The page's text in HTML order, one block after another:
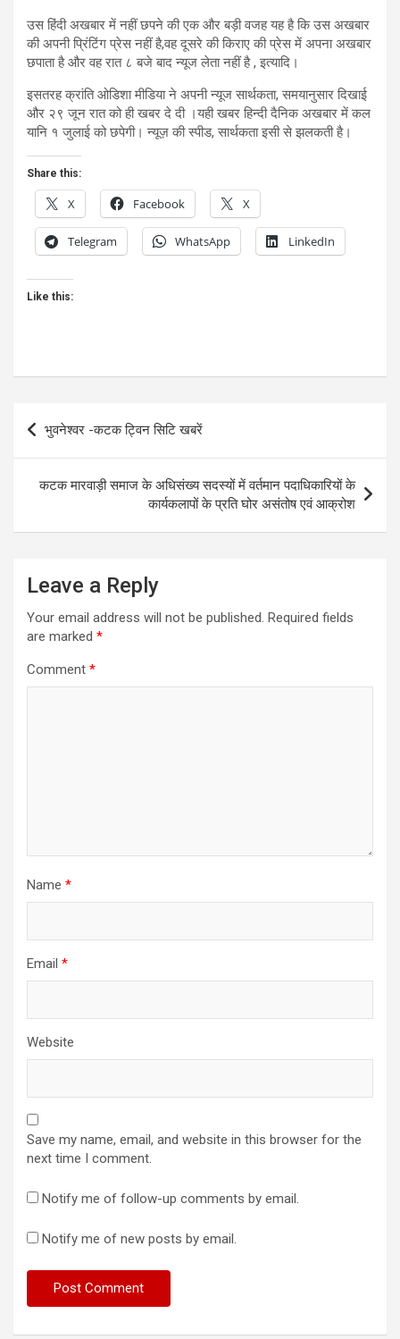
उस हिंदी अखबार में नहीं छपने की एक और बड़ी वजह यह है कि उस अखबार
की अपनी प्रिंटिंग प्रेस नहीं है,वह दूसरे की किराए की प्रेस में अपना अखबार
छपाता है और वह रात ८ बजे बाद न्यूज लेता नहीं है , इत्यादि।
इसतरह क्रांति ओडिशा मीडिया ने अपनी न्यूज सार्थकता, समयानुसार दिखाई
और २९ जून रात को ही खबर दे दी ।यही खबर हिन्दी दैनिक अखबार में कल
यानि १ जुलाई को छपेगी। न्यूज़ की स्पीड, सार्थकता इसी से झलकती है।
Share this:
X Facebook X
Telegram WhatsApp LinkedIn
Like this:
Post
navigation
भुवनेश्वर -कटक ट्विन सिटि खबरें
कटक मारवाड़ी समाज के अधिसंख्य सदस्यों में वर्तमान पदाधिकारियों के
कार्यकलापों के प्रति घोर असंतोष एवं आक्रोश
Leave a Reply
Your email address will not be published. Required fields
are marked *
Comment *
Name *
Email *
Website
Save my name, email, and website in this browser for the
next time I comment.
Notify me of follow-up comments by email.
Notify me of new posts by email.